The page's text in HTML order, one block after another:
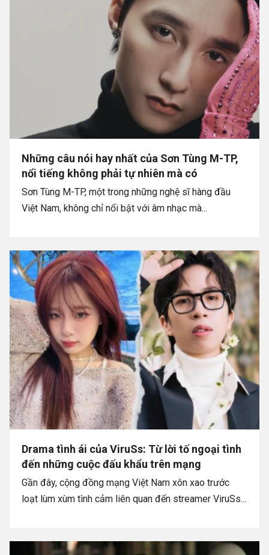
Những câu nói hay nhất của Sơn Tùng M-TP,
nổi tiếng không phải tự nhiên mà có
Sơn Tùng M-TP, một trong những nghệ sĩ hàng đầu
Việt Nam, không chỉ nổi bật với âm nhạc mà...
Drama tình ái của ViruSs: Từ lời tố ngoại tình
đến những cuộc đấu khẩu trên mạng
Gần đây, cộng đồng mạng Việt Nam xôn xao trước
loạt lùm xùm tình cảm liên quan đến streamer ViruSs...